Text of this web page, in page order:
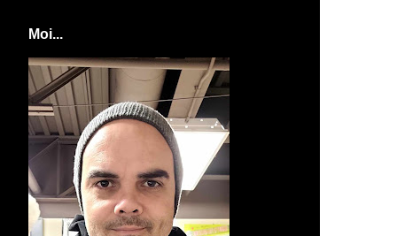
Moi...